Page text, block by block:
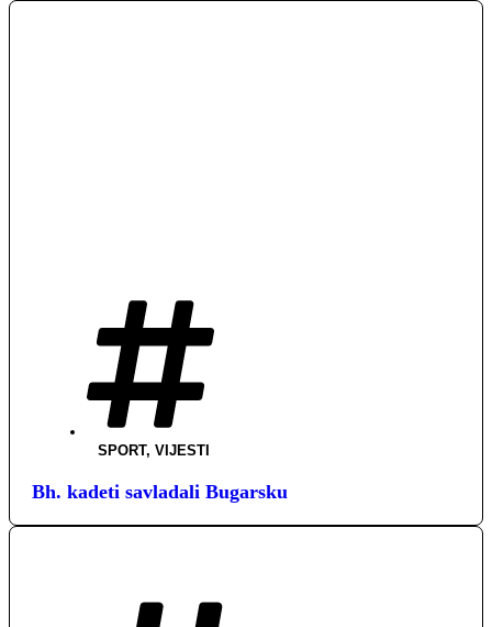
SPORT, VIJESTI
Bh. kadeti savladali Bugarsku